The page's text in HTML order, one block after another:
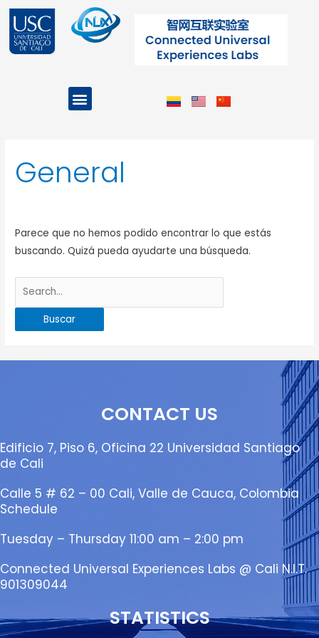
contenido
Menu
General
Parece que no hemos podido encontrar lo que estás
buscando. Quizá pueda ayudarte una búsqueda.
CONTACT US
Edificio 7, Piso 6, Oficina 22 Universidad Santiago
de Cali
Calle 5 # 62 – 00 Cali, Valle de Cauca, Colombia
Schedule
Tuesday – Thursday 11:00 am – 2:00 pm
Connected Universal Experiences Labs @ Cali N.I.T.
901309044
STATISTICS